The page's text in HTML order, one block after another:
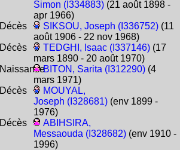
Simon (I334883) (21 août 1898 -
apr 1966)
Décès SIKSOU, Joseph (I336752) (11
août 1906 - 22 nov 1968)
Décès TEDGHI, Isaac (I337146) (17
mars 1890 - 20 août 1970)
NaissanceBITON, Sarita (I312290) (4
mars 1971)
Décès
MOUYAL,
Joseph (I328681) (env 1899 -
1976)
Décès
ABIHSIRA,
Messaouda (I328682) (env 1910 -
1996)